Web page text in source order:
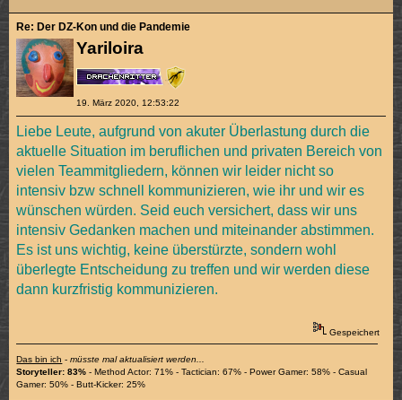
Yariloira
19. März 2020, 12:53:22
Re: Der DZ-Kon und die Pandemie
Liebe Leute, aufgrund von akuter Überlastung durch die
aktuelle Situation im beruflichen und privaten Bereich von
vielen Teammitgliedern, können wir leider nicht so
intensiv bzw schnell kommunizieren, wie ihr und wir es
wünschen würden. Seid euch versichert, dass wir uns
intensiv Gedanken machen und miteinander abstimmen.
Es ist uns wichtig, keine überstürzte, sondern wohl
überlegte Entscheidung zu treffen und wir werden diese
dann kurzfristig kommunizieren.
Gespeichert
Das bin ich -müsste mal aktualisiert werden...
Storyteller: 83% - Method Actor: 71% - Tactician: 67% - Power Gamer: 58% - Casual
Gamer: 50% - Butt-Kicker: 25%